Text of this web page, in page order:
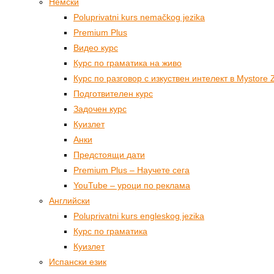
Poluprivatni kurs nemačkog jezika
Premium Plus
Видео курс
Курс по граматика на живо
Курс по разговор с изкуствен интелект в Mystore
Подготвителен курс
Задочен курс
Куизлет
Анки
Предстоящи дати
Premium Plus – Научете сега
YouTube – уроци по реклама
Английски
Poluprivatni kurs engleskog jezika
Курс по граматика
Куизлет
Испански език